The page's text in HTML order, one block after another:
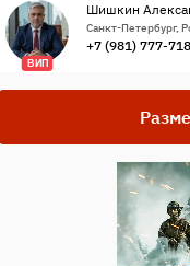
ВИП
Шишкин
Санкт-Петербург,
+7 (981) 777-